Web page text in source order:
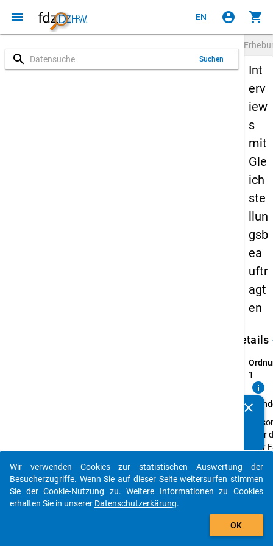
menu EN account_circle shopping_cart
search Suchen
Int
erv
iew
s
mit
Gle
ich
ste
llun
gsb
ea
uftr
agt
en
Details
1
info
oder
als
an
clear
auto_stories
add_shopping_cart
Wir verwenden Cookies zur statistischen Auswertung der
Besucherzugriffe. Wenn Sie auf dieser Seite weitersurfen stimmen
Sie der Cookie-Nutzung zu. Weitere Informationen zu Cookies
erhalten Sie in unserer Datenschutzerkärung.
OK